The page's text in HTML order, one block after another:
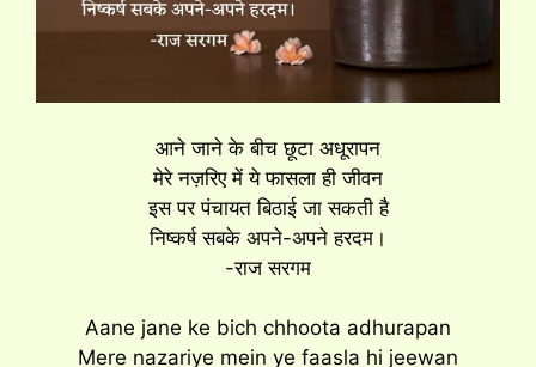
आने जाने के बीच छूटा अधूरापन
मेरे नज़रिए में ये फासला ही जीवन
इस पर पंचायत बिठाई जा सकती है
निष्कर्ष सबके अपने-अपने हरदम।
-राज सरगम
Aane jane ke bich chhoota adhurapan
Mere nazariye mein ye faasla hi jeewan